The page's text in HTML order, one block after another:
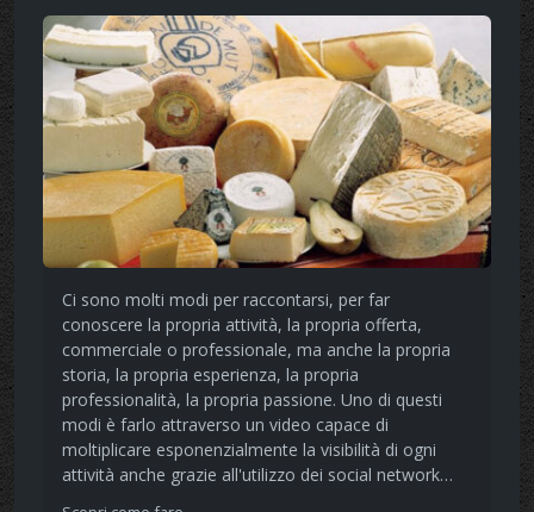
Ci sono molti modi per raccontarsi, per far
conoscere la propria attività, la propria offerta,
commerciale o professionale, ma anche la propria
storia, la propria esperienza, la propria
professionalità, la propria passione. Uno di questi
modi è farlo attraverso un video capace di
moltiplicare esponenzialmente la visibilità di ogni
attività anche grazie all'utilizzo dei social network…